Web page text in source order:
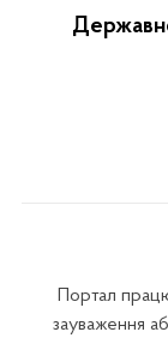
Портал
зауваження